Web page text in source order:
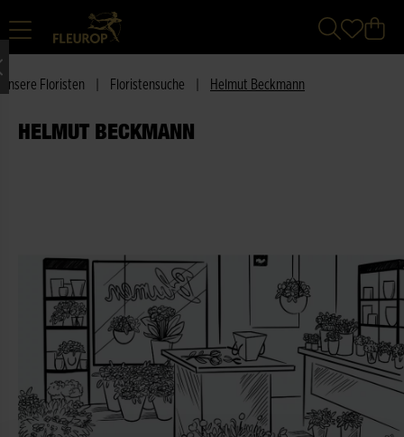
Unsere Floristen Floristensuche Helmut Beckmann
HELMUT BECKMANN